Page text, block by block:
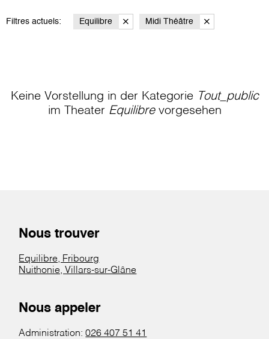
Filtres actuels: Equilibre Midi Théâtre
Keine Vorstellung in der Kategorie Tout_public
im Theater Equilibrevorgesehen
Nous trouver
Equilibre, Fribourg
Nuithonie, Villars-sur-Glâne
Nous appeler
Administration:026 407 51 41